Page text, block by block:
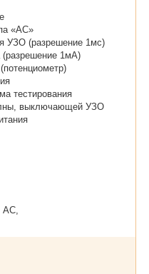
«АС»
УЗО (разрешение 1мс)
(разрешение 1мА)
тестирования
выключающей УЗО
АС,